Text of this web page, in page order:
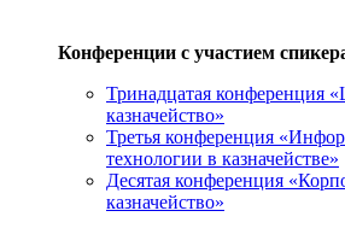
Конференции с участием
Тринадцатая конференция
казначейство»
Третья конференция
технологии в казначействе»
Десятая конференция
казначейство»